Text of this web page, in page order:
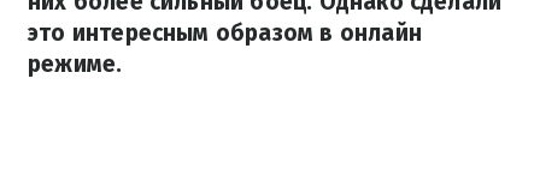
это интересным образом в онлайн
режиме.